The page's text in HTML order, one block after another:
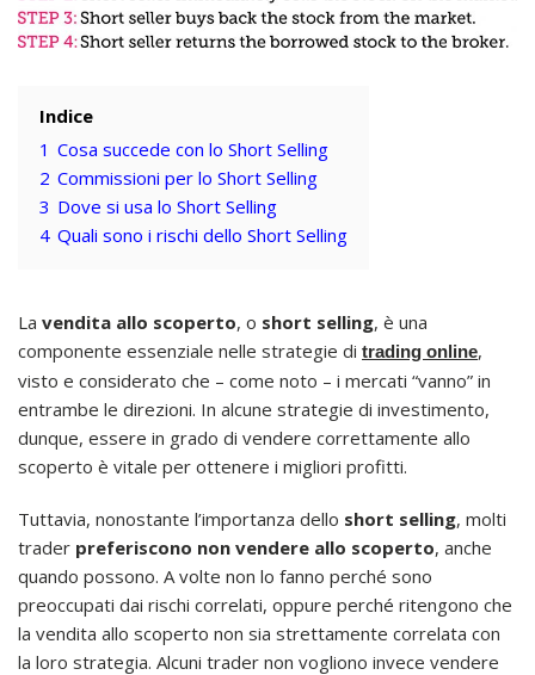
Indice
1 Cosa succede con lo Short Selling
2 Commissioni per lo Short Selling
3 Dove si usa lo Short Selling
4 Quali sono i rischi dello Short Selling
La vendita allo scoperto, o short selling, è una
componente essenziale nelle strategie di trading online,
visto e considerato che – come noto – i mercati “vanno” in
entrambe le direzioni. In alcune strategie di investimento,
dunque, essere in grado di vendere correttamente allo
scoperto è vitale per ottenere i migliori profitti.
Tuttavia, nonostante l’importanza dello short selling, molti
trader preferiscono non vendere allo scoperto, anche
quando possono. A volte non lo fanno perché sono
preoccupati dai rischi correlati, oppure perché ritengono che
la vendita allo scoperto non sia strettamente correlata con
la loro strategia. Alcuni trader non vogliono invece vendere